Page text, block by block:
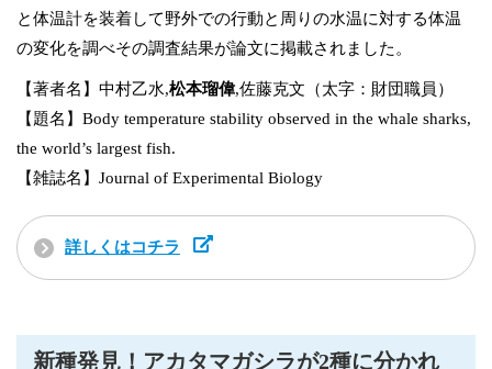
と体温計を装着して野外での行動と周りの水温に対する体温
の変化を調べその調査結果が論文に掲載されました。
【著者名】中村乙水,松本瑠偉,佐藤克文（太字：財団職員）
【題名】Body temperature stability observed in the whale sharks,
the world’s largest fish.
【雑誌名】Journal of Experimental Biology
詳しくはコチラ
新種発見！アカタマガシラが2種に分かれ